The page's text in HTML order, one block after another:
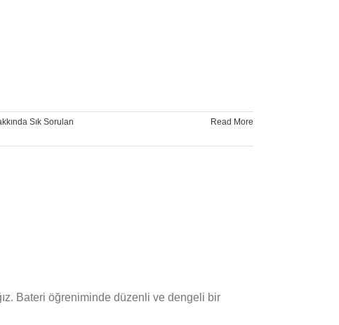
Sık Sorulan
Read More
Bateri öğreniminde düzenli ve dengeli bir